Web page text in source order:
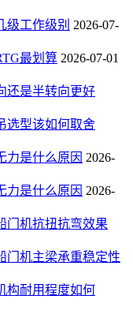
级工作级别 2026-07-
最划算 2026-07-01
还是半转向更好
选型该如何取舍
力是什么原因 2026-
力是什么原因 2026-
门机抗扭抗弯效果
门机主梁承重稳定性
构耐用程度如何